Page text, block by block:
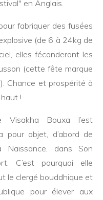
en Anglais.
fabriquer des fusées
(de 6 à 24kg de
elles féconderont les
(cette fête marque
Chance et prospérité à
!
Bouxa l’est
pour objet, d’abord de
dans Son
C’est pourquoi elle
le clergé bouddhique et
pour élever aux